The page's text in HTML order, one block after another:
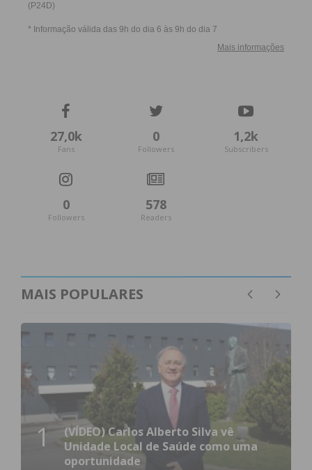
27,0k
Fans
0
Followers
1,2k
Subscribers
0
Followers
578
Readers
MAIS POPULARES
1
(VÍDEO) Carlos Alberto Silva vê
Unidade Local de Saúde como uma
oportunidade